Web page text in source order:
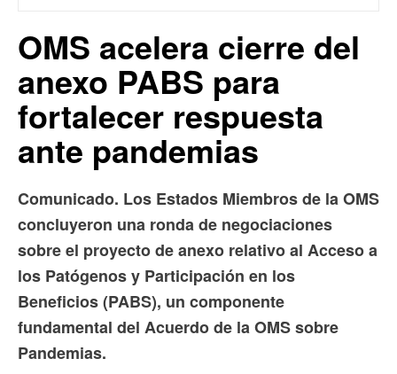
OMS acelera cierre del
anexo PABS para
fortalecer respuesta
ante pandemias
Comunicado. Los Estados Miembros de la OMS
concluyeron una ronda de negociaciones
sobre el proyecto de anexo relativo al Acceso a
los Patógenos y Participación en los
Beneficios (PABS), un componente
fundamental del Acuerdo de la OMS sobre
Pandemias.